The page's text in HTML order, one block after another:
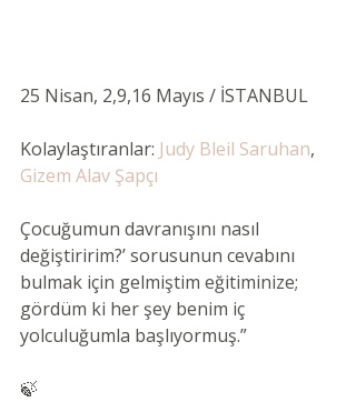
25 Nisan, 2,9,16 Mayıs / İSTANBUL
Kolaylaştıranlar: Judy Bleil Saruhan,
Gizem Alav Şapçı
Çocuğumun davranışını nasıl
değiştiririm?’ sorusunun cevabını
bulmak için gelmiştim eğitiminize;
gördüm ki her şey benim iç
yolculuğumla başlıyormuş.”
🍃